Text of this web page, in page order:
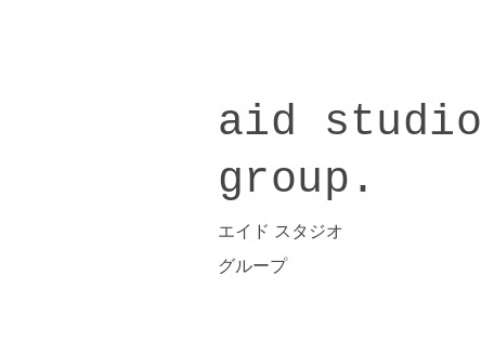
​エイド スタジオ
​グループ
aid studio
​group.